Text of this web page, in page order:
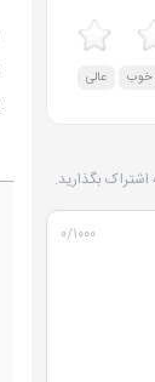
خوب عالی
بگذارید.
۰/۱۰۰۰